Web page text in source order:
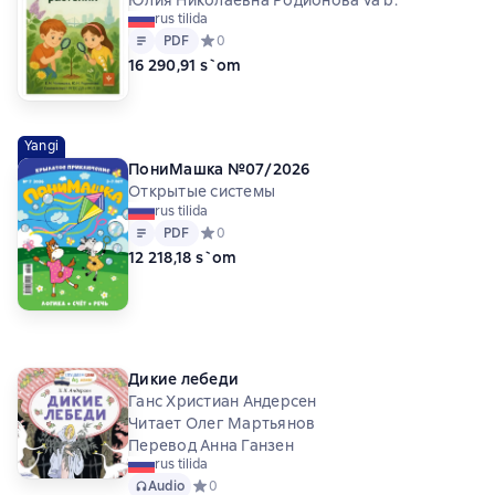
rus tilida
Matn
PDF
PDF Средний рейтинг 0 на основе 0 оценок
0
16 290,91 s`om
Yangi
ПониМашка №07/2026
Открытые системы
rus tilida
Matn
PDF
PDF Средний рейтинг 0 на основе 0 оценок
0
12 218,18 s`om
Дикие лебеди
Ганс Христиан Андерсен
Читает Олег Мартьянов
Перевод Анна Ганзен
rus tilida
Audio Средний рейтинг 0 на основе 0 оценок
0